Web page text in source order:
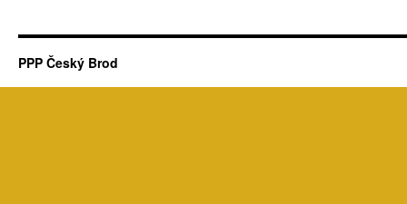
PPP Český Brod